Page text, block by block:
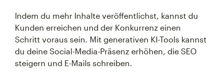
Indem du mehr Inhalte veröffentlichst, kannst du
Kunden erreichen und der Konkurrenz einen
Schritt voraus sein. Mit generativen KI-Tools kannst
du deine Social-Media-Präsenz erhöhen, die SEO
steigern und E-Mails schreiben.